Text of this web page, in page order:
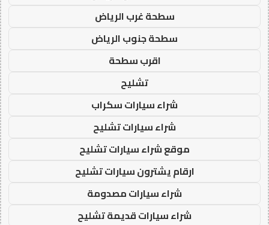
سطحة غرب الرياض
سطحة جنوب الرياض
اقرب سطحة
تشليح
شراء سيارات سكراب
شراء سيارات تشليح
موقع شراء سيارات تشليح
ارقام يشترون سيارات تشليح
شراء سيارات مصدومة
شراء سيارات قديمة تشليح